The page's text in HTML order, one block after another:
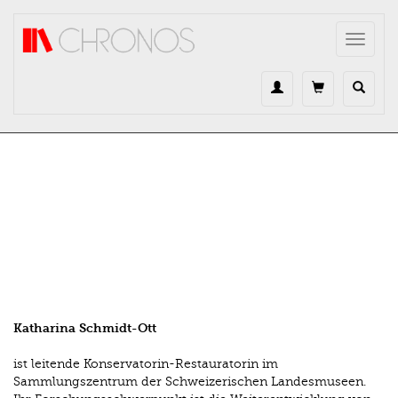
Toggle
Katharina Schmidt-Ott
ist leitende Konservatorin-Restauratorin im
Sammlungszentrum der Schweizerischen Landesmuseen.